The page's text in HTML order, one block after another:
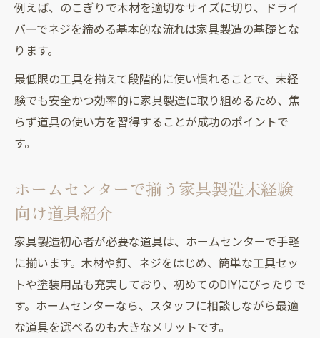
例えば、のこぎりで木材を適切なサイズに切り、ドライ
バーでネジを締める基本的な流れは家具製造の基礎とな
ります。
最低限の工具を揃えて段階的に使い慣れることで、未経
験でも安全かつ効率的に家具製造に取り組めるため、焦
らず道具の使い方を習得することが成功のポイントで
す。
ホームセンターで揃う家具製造未経験
向け道具紹介
家具製造初心者が必要な道具は、ホームセンターで手軽
に揃います。木材や釘、ネジをはじめ、簡単な工具セッ
トや塗装用品も充実しており、初めてのDIYにぴったりで
す。ホームセンターなら、スタッフに相談しながら最適
な道具を選べるのも大きなメリットです。